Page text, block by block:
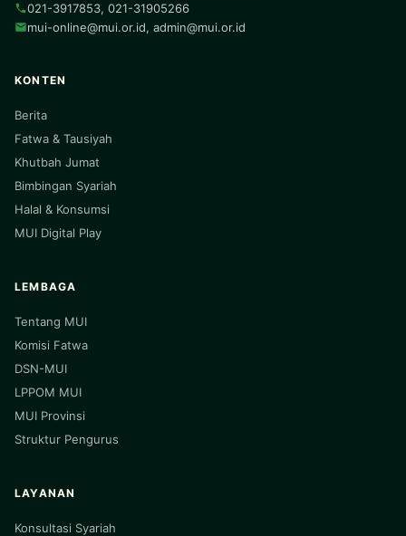
021-3917853, 021-31905266
mui-online@mui.or.id, admin@mui.or.id
KONTEN
Berita
Fatwa & Tausiyah
Khutbah Jumat
Bimbingan Syariah
Halal & Konsumsi
MUI Digital Play
LEMBAGA
Tentang MUI
Komisi Fatwa
DSN-MUI
LPPOM MUI
MUI Provinsi
Struktur Pengurus
LAYANAN
Konsultasi Syariah